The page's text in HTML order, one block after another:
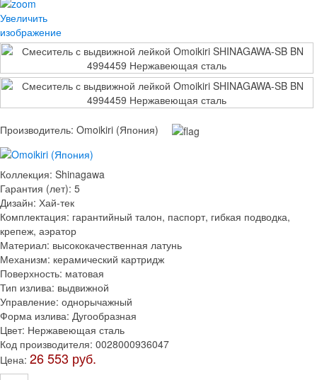
Увеличить
изображение
Производитель: Omoikiri (Япония)
Коллекция: Shinagawa
Гарантия (лет): 5
Дизайн: Хай-тек
Комплектация: гарантийный талон, паспорт, гибкая подводка,
крепеж, аэратор
Материал: высококачественная латунь
Механизм: керамический картридж
Поверхность: матовая
Тип излива: выдвижной
Управление: однорычажный
Форма излива: Дугообразная
Цвет: Нержавеющая сталь
Код производителя: 0028000936047
Цена: 26 553 руб.